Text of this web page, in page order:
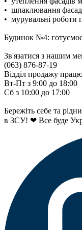
• шпаклювання
• мурувальні роботи
Будинок №4:
Зв'язатися з нашим
(063) 876-87-19
Відділ продажу
Вт-Пт з 9:00 до 18:00
Сб з 10:00 до 17:00
Бережіть себе та
в ЗСУ! ❤ Все буде